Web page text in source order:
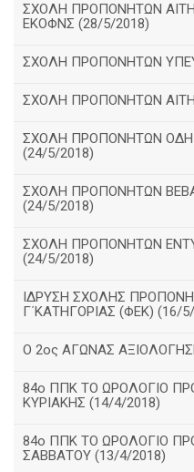
ΣΧΟΛΗ ΠΡΟΠΟΝΗΤΩΝ
ΕΚΟΦΝΣ (28/5/2018)
ΣΧΟΛΗ ΠΡΟΠΟΝΗΤΩΝ
ΣΧΟΛΗ ΠΡΟΠΟΝΗΤΩΝ
ΣΧΟΛΗ ΠΡΟΠΟΝΗΤΩΝ
(24/5/2018)
ΣΧΟΛΗ ΠΡΟΠΟΝΗΤΩΝ
(24/5/2018)
ΣΧΟΛΗ ΠΡΟΠΟΝΗΤΩΝ
(24/5/2018)
ΙΔΡΥΣΗ ΣΧΟΛΗΣ
Γ΄ΚΑΤΗΓΟΡΙΑΣ (ΦΕΚ) (16/
O 2ος ΑΓΩΝΑΣ
84ο ΠΠΚ ΤΟ ΩΡΟΛΟΓΙΟ
ΚΥΡΙΑΚΗΣ (14/4/2018)
84ο ΠΠΚ ΤΟ ΩΡΟΛΟΓΙΟ
ΣΑΒΒΑΤΟΥ (13/4/2018)